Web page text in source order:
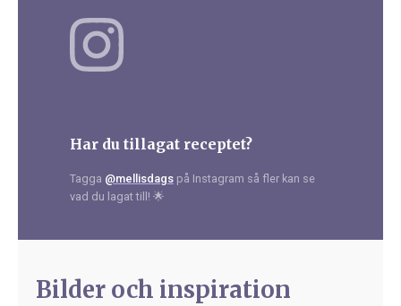
Har du tillagat receptet?
Tagga @mellisdags på Instagram så fler kan se
vad du lagat till! 🌟
Bilder och inspiration